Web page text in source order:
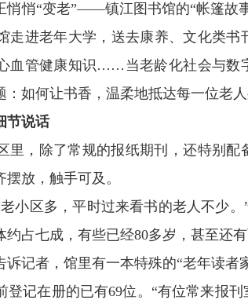
悄悄“变老”——镇江图书馆的“帐篷故
走进老年大学，送去康养、文化类
血管健康知识……当老龄化社会与数
如何让书香，温柔地抵达每一位老人
节说话
里，除了常规的报纸期刊，还特别
放，触手可及。
小区多，平时过来看书的老人不少
占七成，有些已经80多岁，甚至还
记者，馆里有一本特殊的“老年读
登记在册的已有69位。“有位常来报